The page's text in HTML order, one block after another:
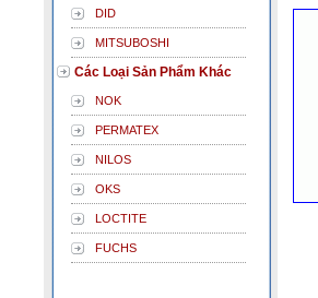
DID
MITSUBOSHI
Các Loại Sản Phẩm Khác
NOK
PERMATEX
NILOS
OKS
LOCTITE
FUCHS